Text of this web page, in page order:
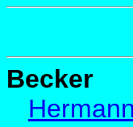
Becker